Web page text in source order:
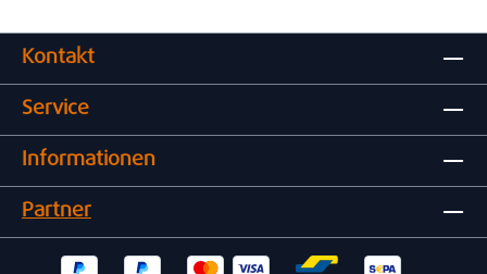
Kontakt
Service
Informationen
Partner